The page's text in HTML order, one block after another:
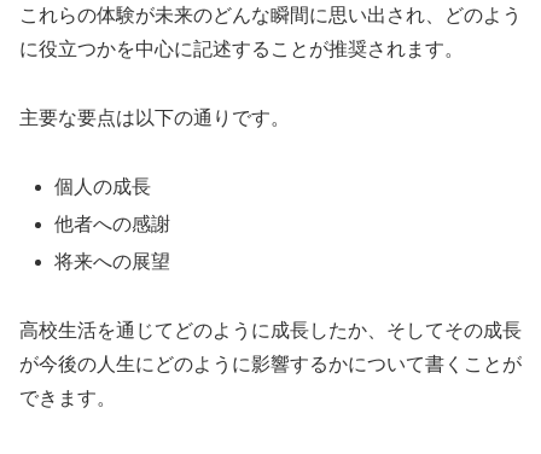
これらの体験が未来のどんな瞬間に思い出され、どのよう
に役立つかを中心に記述することが推奨されます。
主要な要点は以下の通りです。
個人の成長
他者への感謝
将来への展望
高校生活を通じてどのように成長したか、そしてその成長
が今後の人生にどのように影響するかについて書くことが
できます。